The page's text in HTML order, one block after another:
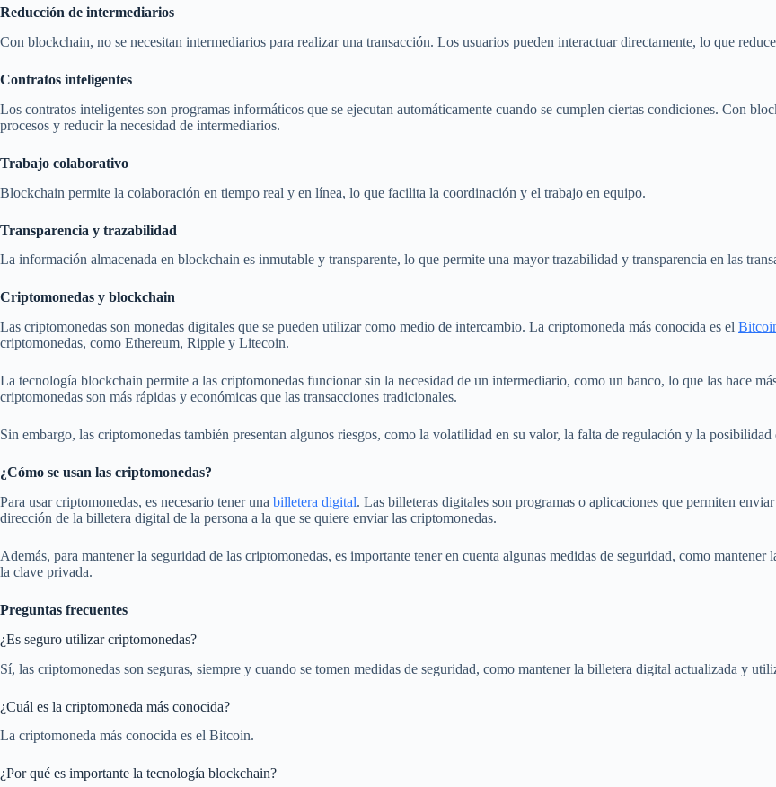
Reducción de intermediarios
Con blockchain, no se necesitan intermediarios para realizar una transacción. Los usuarios pueden interactuar directamente, lo que
Contratos inteligentes
Los contratos inteligentes son programas informáticos que se ejecutan automáticamente cuando se cumplen ciertas condiciones. Con
procesos y reducir la necesidad de intermediarios.
Trabajo colaborativo
Blockchain permite la colaboración en tiempo real y en línea, lo que facilita la coordinación y el trabajo en equipo.
Transparencia y trazabilidad
La información almacenada en blockchain es inmutable y transparente, lo que permite una mayor trazabilidad y transparencia en las
Criptomonedas y blockchain
Las criptomonedas son monedas digitales que se pueden utilizar como medio de intercambio. La criptomoneda más conocida es el
criptomonedas, como Ethereum, Ripple y Litecoin.
La tecnología blockchain permite a las criptomonedas funcionar sin la necesidad de un intermediario, como un banco, lo que las hace
criptomonedas son más rápidas y económicas que las transacciones tradicionales.
Sin embargo, las criptomonedas también presentan algunos riesgos, como la volatilidad en su valor, la falta de regulación y la posibilidad
¿Cómo se usan las criptomonedas?
Para usar criptomonedas, es necesario tener una billetera digital. Las billeteras digitales son programas o aplicaciones que permiten
dirección de la billetera digital de la persona a la que se quiere enviar las criptomonedas.
Además, para mantener la seguridad de las criptomonedas, es importante tener en cuenta algunas medidas de seguridad, como
la clave privada.
Preguntas frecuentes
¿Es seguro utilizar criptomonedas?
Sí, las criptomonedas son seguras, siempre y cuando se tomen medidas de seguridad, como mantener la billetera digital actualizada y
¿Cuál es la criptomoneda más conocida?
La criptomoneda más conocida es el Bitcoin.
¿Por qué es importante la tecnología blockchain?